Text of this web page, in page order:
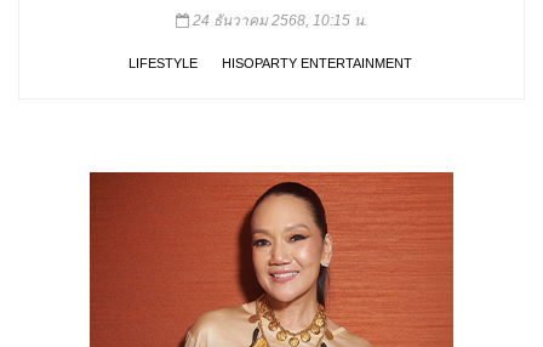
24 ธันวาคม 2568, 10:15 น.
LIFESTYLE HISOPARTY ENTERTAINMENT